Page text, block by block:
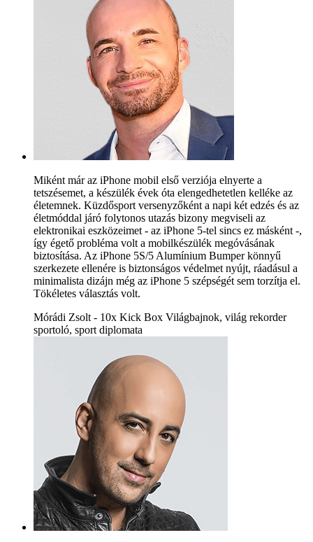
Miként már az iPhone mobil első verziója elnyerte a
tetszésemet, a készülék évek óta elengedhetetlen kelléke az
életemnek. Küzdősport versenyzőként a napi két edzés és az
életmóddal járó folytonos utazás bizony megviseli az
elektronikai eszközeimet - az iPhone 5-tel sincs ez másként -,
így égető probléma volt a mobilkészülék megóvásának
biztosítása. Az iPhone 5S/5 Alumínium Bumper könnyű
szerkezete ellenére is biztonságos védelmet nyújt, ráadásul a
minimalista dizájn még az iPhone 5 szépségét sem torzítja el.
Tökéletes választás volt.
Mórádi Zsolt - 10x Kick Box Világbajnok, világ rekorder
sportoló, sport diplomata